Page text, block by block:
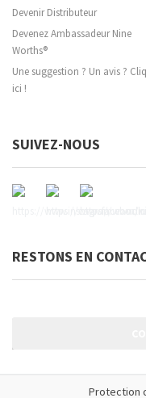
Devenir Distributeur
Devenez Ambassadeur Nine
Worths®
Une suggestion ? Un avis ?
ici !
SUIVEZ-NOUS
RESTONS EN
Protection